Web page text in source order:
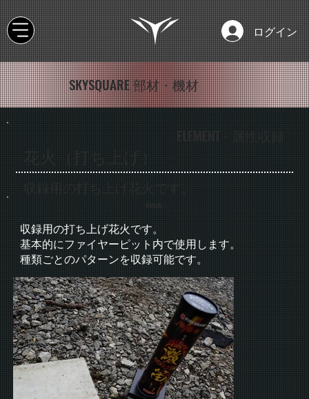
ログイン
SKYSQUARE 部材・機材
- Details -
収録用の打ち上げ花火です。
基本的にファイヤーピット内で使用します。
種類ごとのパターンを収録可能です。
ELEMENT - 属性収録
花火（打ち上げ）
収録用の打ち上げ花火です。